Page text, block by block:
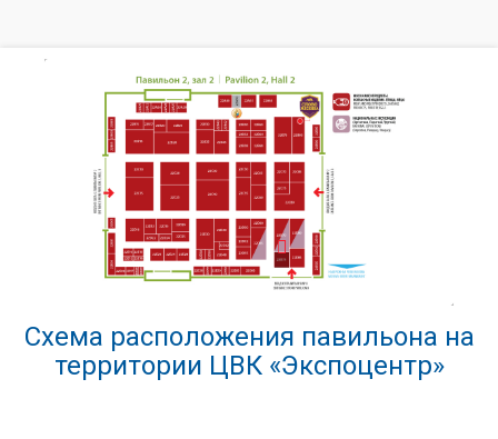
Схема расположения павильона на
территории ЦВК «Экспоцентр»